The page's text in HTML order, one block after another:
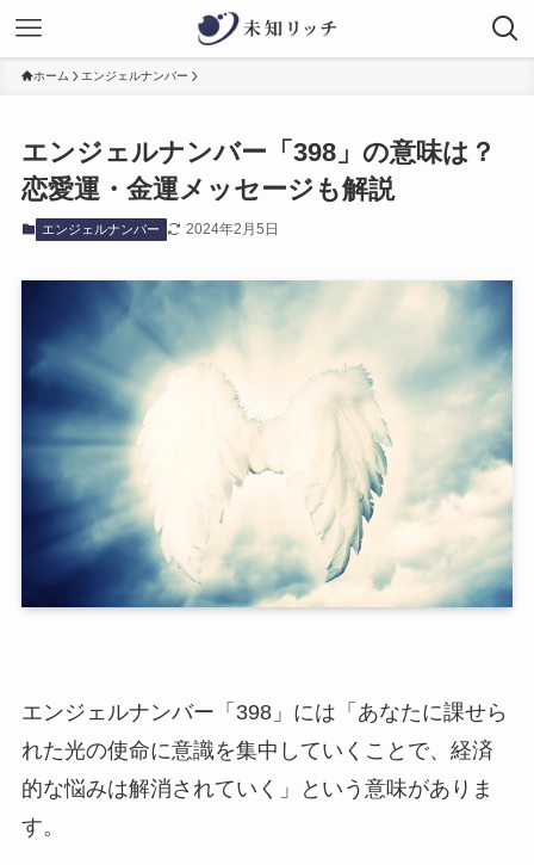
ホーム エンジェルナンバー
エンジェルナンバー「398」の意味は？
恋愛運・金運メッセージも解説
エンジェルナンバー 2024年2月5日
エンジェルナンバー「398」には「あなたに課せら
れた光の使命に意識を集中していくことで、経済
的な悩みは解消されていく」という意味がありま
す。